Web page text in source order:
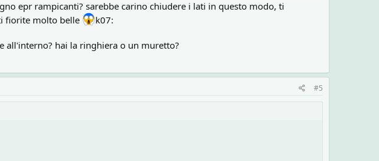
epr rampicanti? sarebbe carino chiudere i lati in questo modo, ti
fiorite molto belle
k07:
all'interno? hai la ringhiera o un muretto?
#5